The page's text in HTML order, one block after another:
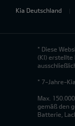
Kia Deutschland
* Diese
(KI) erstellte
* 7-Jahre-
Max.
gemäß den
Batterie,